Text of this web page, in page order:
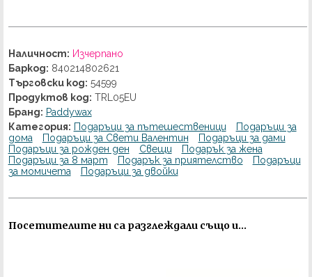
Наличност: Изчерпано
Баркод: 840214802621
Търговски код: 54599
Продуктов код: TRL05EU
Бранд: Paddywax
Категория: Подаръци за пътешественици
Подаръци за
дома
Подаръци за Свети Валентин
Подаръци за дами
Подаръци за рожден ден
Свещи
Подарък за жена
Подаръци за 8 март
Подарък за приятелство
Подаръци
за момичета
Подаръци за двойки
Посетителите ни са разглеждали също и...